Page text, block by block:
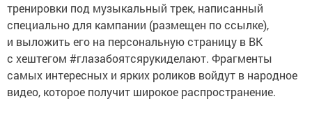
тренировки под музыкальный трек, написанный
специально для кампании (размещен по ссылке),
и выложить его на персональную страницу в ВК
с хештегом #глазабоятсярукиделают. Фрагменты
самых интересных и ярких роликов войдут в народное
видео, которое получит широкое распространение.